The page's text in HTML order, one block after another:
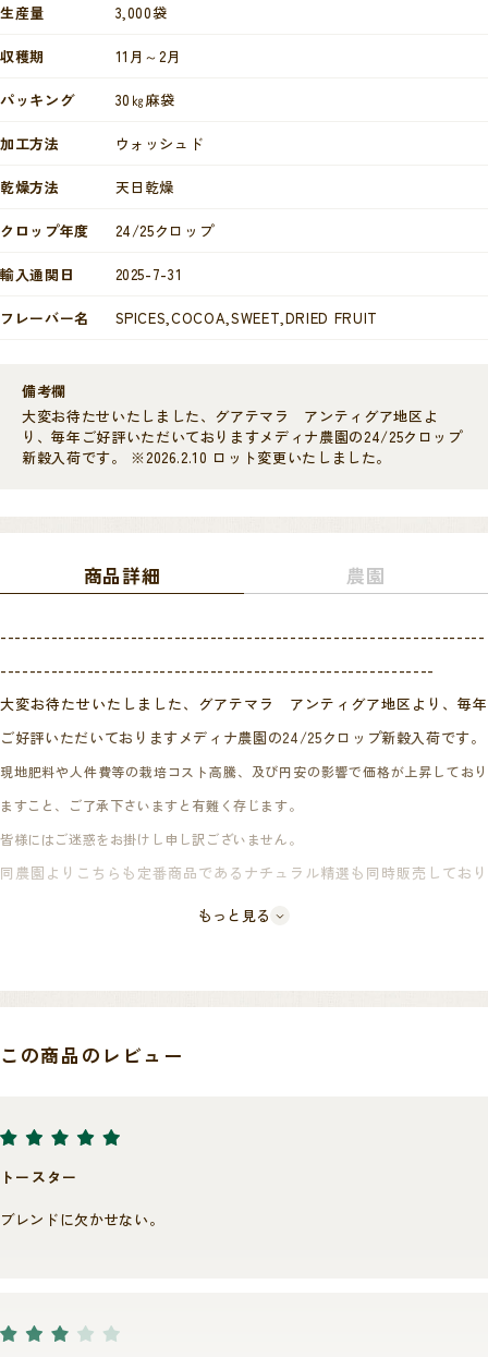
生産量 3,000袋
収穫期 11月～2月
パッキング 30㎏麻袋
加工方法 ウォッシュド
乾燥方法 天日乾燥
クロップ年度 24/25クロップ
輸入通関日 2025-7-31
フレーバー名 SPICES,COCOA,SWEET,DRIED FRUIT
備考欄
大変お待たせいたしました、グアテマラ アンティグア地区よ
り、毎年ご好評いただいておりますメディナ農園の24/25クロップ
新穀入荷です。 ※2026.2.10 ロット変更いたしました。
商品詳細 農園
-------------------------------------------------------------------
------------------------------------------------------------
大変お待たせいたしました、グアテマラ アンティグア地区より、毎年
ご好評いただいておりますメディナ農園の24/25クロップ新穀入荷です。
現地肥料や人件費等の栽培コスト高騰、及び円安の影響で価格が上昇しており
ますこと、ご了承下さいますと有難く存じます。
皆様にはご迷惑をお掛けし申し訳ございません。
同農園よりこちらも定番商品であるナチュラル精選も同時販売しており
ますので合わせて是非お試しくださいませ。
ミルにおいて特筆すべきは、オランダ・ドイツの顧客からの要望による
ものであるとのことですが、"Inmertion"タンクという工程がございま
す。
ミル全体で利用する水の質もきれいであり、設備も新しく近代的である
もっと見る
この商品のレビュー
トースター
ブレンドに欠かせない。